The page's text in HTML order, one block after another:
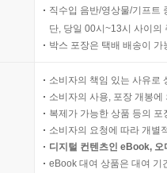
직수입 음반/영상물/기프트
단, 당일 00시~13시 사이의
박스 포장은 택배 배송이
소비자의 책임 있는 사유로
소비자의 사용, 포장 개봉
복제가 가능한 상품 등의
소비자의 요청에 따라 개별
디지털 컨텐츠인 eBook,
eBook 대여 상품은 대여 기